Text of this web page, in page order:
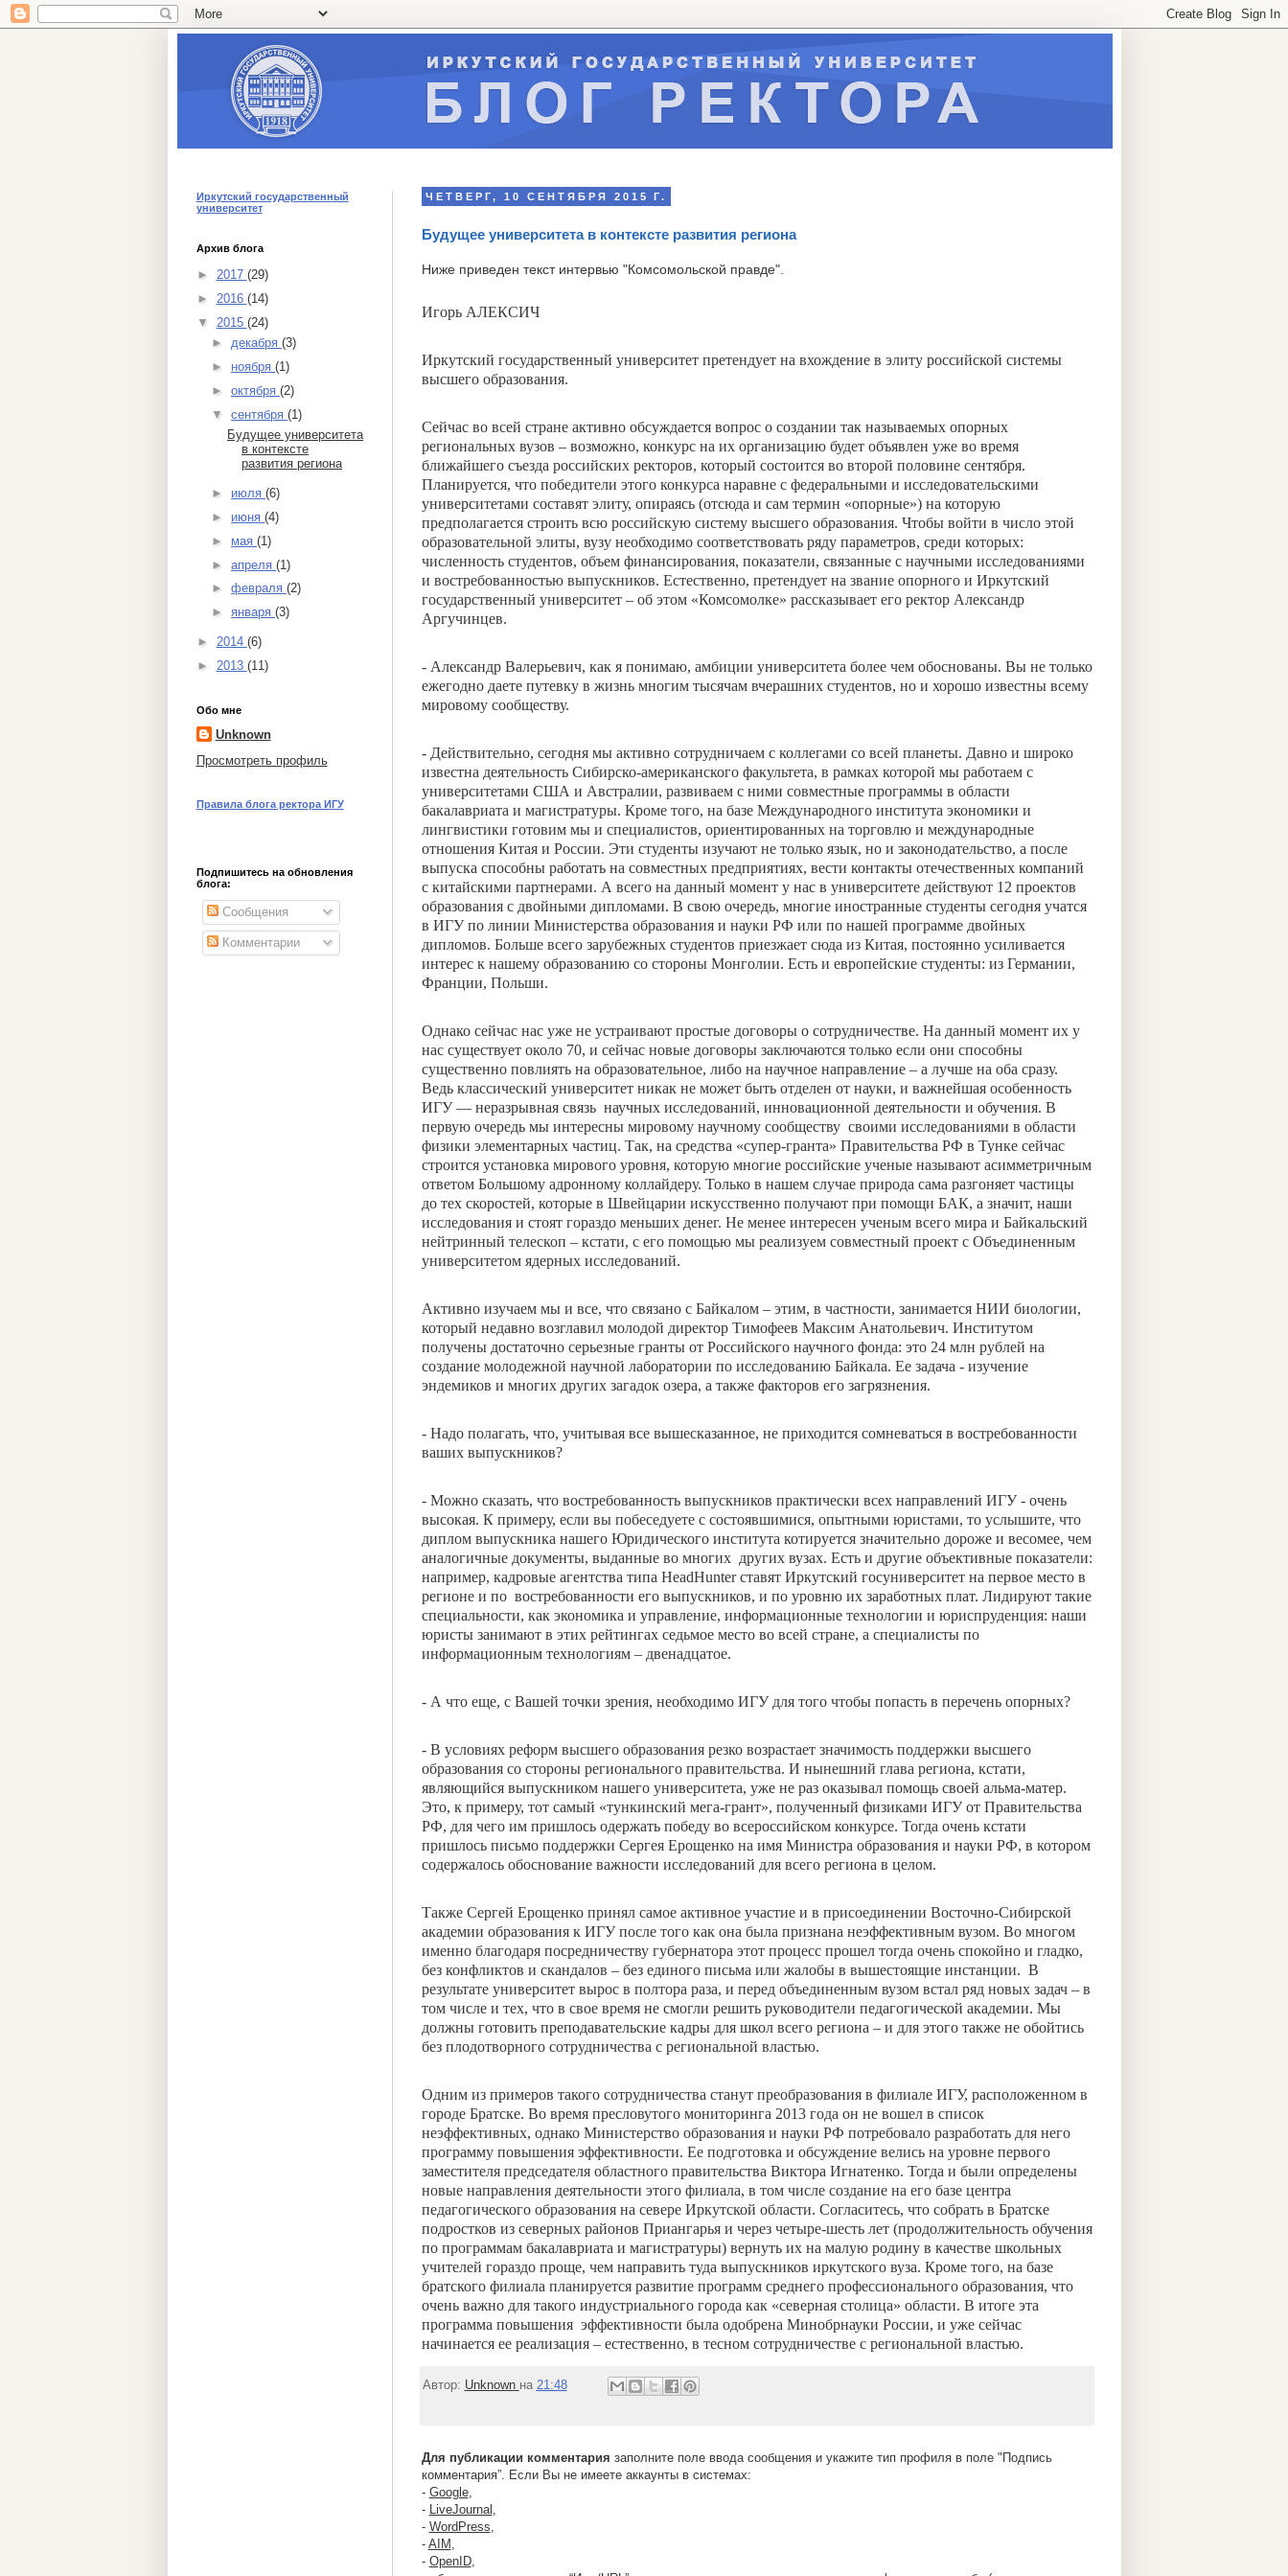
ЧЕТВЕРГ, 10 СЕНТЯБРЯ 2015 Г.
Будущее университета в контексте развития региона
Ниже приведен текст интервью "Комсомольской правде".
Игорь АЛЕКСИЧ
Иркутский государственный университет претендует на вхождение в элиту российской системы
высшего образования.
Сейчас во всей стране активно обсуждается вопрос о создании так называемых опорных
региональных вузов – возможно, конкурс на их организацию будет объявлен уже во время
ближайшего съезда российских ректоров, который состоится во второй половине сентября.
Планируется, что победители этого конкурса наравне с федеральными и исследовательскими
университетами составят элиту, опираясь (отсюда и сам термин «опорные») на которую
предполагается строить всю российскую систему высшего образования. Чтобы войти в число этой
образовательной элиты, вузу необходимо соответствовать ряду параметров, среди которых:
численность студентов, объем финансирования, показатели, связанные с научными исследованиями
и востребованностью выпускников. Естественно, претендует на звание опорного и Иркутский
государственный университет – об этом «Комсомолке» рассказывает его ректор Александр
Аргучинцев.
- Александр Валерьевич, как я понимаю, амбиции университета более чем обоснованы. Вы не только
ежегодно даете путевку в жизнь многим тысячам вчерашних студентов, но и хорошо известны всему
мировому сообществу.
- Действительно, сегодня мы активно сотрудничаем с коллегами со всей планеты. Давно и широко
известна деятельность Сибирско-американского факультета, в рамках которой мы работаем с
университетами США и Австралии, развиваем с ними совместные программы в области
бакалавриата и магистратуры. Кроме того, на базе Международного института экономики и
лингвистики готовим мы и специалистов, ориентированных на торговлю и международные
отношения Китая и России. Эти студенты изучают не только язык, но и законодательство, а после
выпуска способны работать на совместных предприятиях, вести контакты отечественных компаний
с китайскими партнерами. А всего на данный момент у нас в университете действуют 12 проектов
образования с двойными дипломами. В свою очередь, многие иностранные студенты сегодня учатся
в ИГУ по линии Министерства образования и науки РФ или по нашей программе двойных
дипломов. Больше всего зарубежных студентов приезжает сюда из Китая, постоянно усиливается
интерес к нашему образованию со стороны Монголии. Есть и европейские студенты: из Германии,
Франции, Польши.
Однако сейчас нас уже не устраивают простые договоры о сотрудничестве. На данный момент их у
нас существует около 70, и сейчас новые договоры заключаются только если они способны
существенно повлиять на образовательное, либо на научное направление – а лучше на оба сразу.
Ведь классический университет никак не может быть отделен от науки, и важнейшая особенность
ИГУ — неразрывная связь научных исследований, инновационной деятельности и обучения. В
первую очередь мы интересны мировому научному сообществу своими исследованиями в области
физики элементарных частиц. Так, на средства «супер-гранта» Правительства РФ в Тунке сейчас
строится установка мирового уровня, которую многие российские ученые называют асимметричным
ответом Большому адронному коллайдеру. Только в нашем случае природа сама разгоняет частицы
до тех скоростей, которые в Швейцарии искусственно получают при помощи БАК, а значит, наши
исследования и стоят гораздо меньших денег. Не менее интересен ученым всего мира и Байкальский
нейтринный телескоп – кстати, с его помощью мы реализуем совместный проект с Объединенным
университетом ядерных исследований.
Активно изучаем мы и все, что связано с Байкалом – этим, в частности, занимается НИИ биологии,
который недавно возглавил молодой директор Тимофеев Максим Анатольевич. Институтом
получены достаточно серьезные гранты от Российского научного фонда: это 24 млн рублей на
создание молодежной научной лаборатории по исследованию Байкала. Ее задача - изучение
эндемиков и многих других загадок озера, а также факторов его загрязнения.
- Надо полагать, что, учитывая все вышесказанное, не приходится сомневаться в востребованности
ваших выпускников?
- Можно сказать, что востребованность выпускников практически всех направлений ИГУ - очень
высокая. К примеру, если вы побеседуете с состоявшимися, опытными юристами, то услышите, что
диплом выпускника нашего Юридического института котируется значительно дороже и весомее, чем
аналогичные документы, выданные во многих других вузах. Есть и другие объективные показатели:
например, кадровые агентства типа HeadHunter ставят Иркутский госуниверситет на первое место в
регионе и по востребованности его выпускников, и по уровню их заработных плат. Лидируют такие
специальности, как экономика и управление, информационные технологии и юриспруденция: наши
юристы занимают в этих рейтингах седьмое место во всей стране, а специалисты по
информационным технологиям – двенадцатое.
- А что еще, с Вашей точки зрения, необходимо ИГУ для того чтобы попасть в перечень опорных?
- В условиях реформ высшего образования резко возрастает значимость поддержки высшего
образования со стороны регионального правительства. И нынешний глава региона, кстати,
являющийся выпускником нашего университета, уже не раз оказывал помощь своей альма-матер.
Это, к примеру, тот самый «тункинский мега-грант», полученный физиками ИГУ от Правительства
РФ, для чего им пришлось одержать победу во всероссийском конкурсе. Тогда очень кстати
пришлось письмо поддержки Сергея Ерощенко на имя Министра образования и науки РФ, в котором
содержалось обоснование важности исследований для всего региона в целом.
Также Сергей Ерощенко принял самое активное участие и в присоединении Восточно-Сибирской
академии образования к ИГУ после того как она была признана неэффективным вузом. Во многом
именно благодаря посредничеству губернатора этот процесс прошел тогда очень спокойно и гладко,
без конфликтов и скандалов – без единого письма или жалобы в вышестоящие инстанции. В
результате университет вырос в полтора раза, и перед объединенным вузом встал ряд новых задач – в
том числе и тех, что в свое время не смогли решить руководители педагогической академии. Мы
должны готовить преподавательские кадры для школ всего региона – и для этого также не обойтись
без плодотворного сотрудничества с региональной властью.
Одним из примеров такого сотрудничества станут преобразования в филиале ИГУ, расположенном в
городе Братске. Во время пресловутого мониторинга 2013 года он не вошел в список
неэффективных, однако Министерство образования и науки РФ потребовало разработать для него
программу повышения эффективности. Ее подготовка и обсуждение велись на уровне первого
заместителя председателя областного правительства Виктора Игнатенко. Тогда и были определены
новые направления деятельности этого филиала, в том числе создание на его базе центра
педагогического образования на севере Иркутской области. Согласитесь, что собрать в Братске
подростков из северных районов Приангарья и через четыре-шесть лет (продолжительность обучения
по программам бакалавриата и магистратуры) вернуть их на малую родину в качестве школьных
учителей гораздо проще, чем направить туда выпускников иркутского вуза. Кроме того, на базе
братского филиала планируется развитие программ среднего профессионального образования, что
очень важно для такого индустриального города как «северная столица» области. В итоге эта
программа повышения эффективности была одобрена Минобрнауки России, и уже сейчас
начинается ее реализация – естественно, в тесном сотрудничестве с региональной властью.
Автор: Unknown на 21:48
Для публикации комментария заполните поле ввода сообщения и укажите тип профиля в поле "Подпись
комментария”. Если Вы не имеете аккаунты в системах:
- Google,
- LiveJournal ,
- WordPress,
- AIM ,
- OpenID,
Иркутский государственный
университет
Архив блога
► 2017 (29)
► 2016 (14)
▼ 2015 (24)
►декабря(3)
► ноября(1)
►октября(2)
▼сентября(1)
Будущее университета
в контексте
развития региона
► июля(6)
► июня(4)
► мая(1)
►апреля(1)
►февраля(2)
►января(3)
► 2014 (6)
► 2013 (11)
Обо мне
Unknown
Просмотреть профиль
Правила блога ректора ИГУ
Подпишитесь на обновления
блога:
Сообщения
Комментарии